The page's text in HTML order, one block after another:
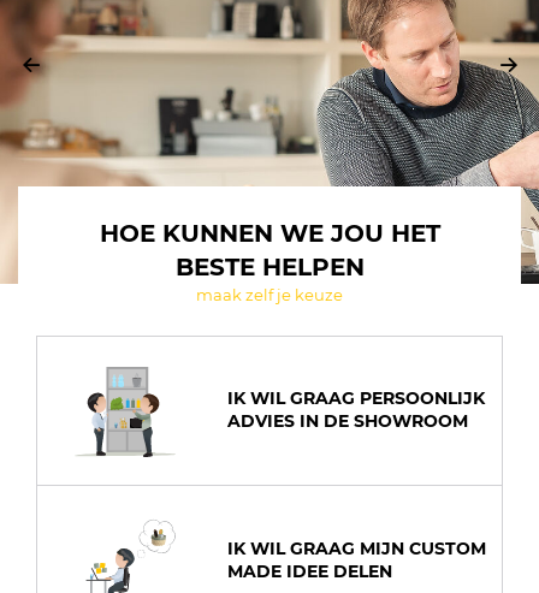
HOE KUNNEN WE JOU HET
BESTE HELPEN
maak zelf je keuze
IK WIL GRAAG PERSOONLIJK
ADVIES IN DE SHOWROOM
IK WIL GRAAG MIJN CUSTOM
MADE IDEE DELEN